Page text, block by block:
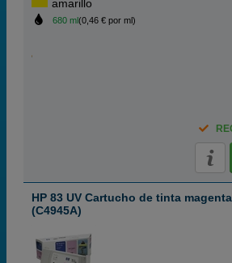
amarillo
680 ml(0,46 € por ml)
HP 83 UV Cartucho de tinta
(C4945A)